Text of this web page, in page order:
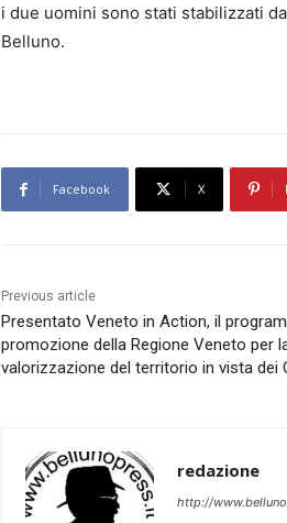
i due uomini sono stati stabilizzati
Belluno.
Facebook X
Previous article
Presentato Veneto in Action, il
promozione della Regione Veneto per
valorizzazione del territorio in vista dei
redazione
http://